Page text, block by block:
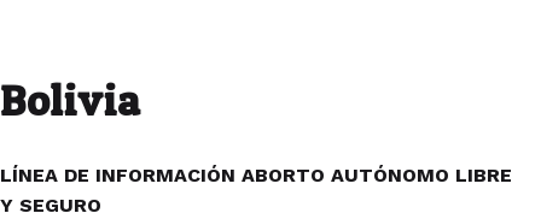
Bolivia
LÍNEA DE INFORMACIÓN ABORTO AUTÓNOMO LIBRE
Y SEGURO